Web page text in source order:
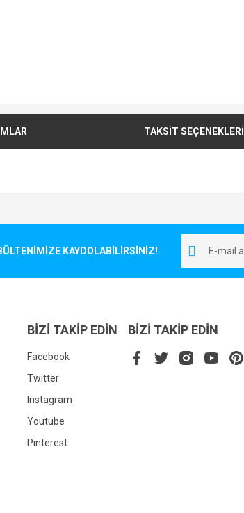
TAKSİT SEÇENEKLERİ
KAYDOLABİLİRSİNİZ!
BİZİ TAKİP EDİN
Facebook
Twitter
Instagram
Youtube
Pinterest
BİZİ TAKİP EDİN